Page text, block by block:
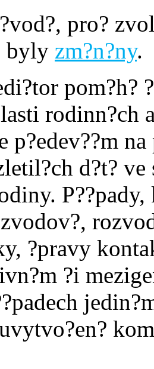
pro?
byly zm?n?ny.
pom?h?
rodinn?ch
p?edev??m
d?t?
P??pady,
?pravy
?i